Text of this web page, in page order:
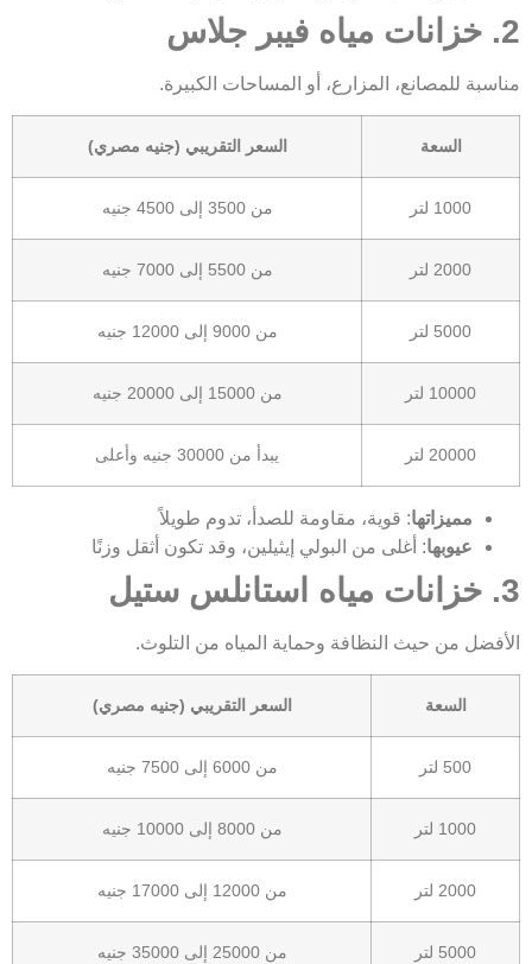
2. خزانات مياه فيبر جلاس
مناسبة للمصانع، المزارع، أو المساحات الكبيرة.
السعة السعر التقريبي (جنيه مصري)
1000 لتر من 3500 إلى 4500 جنيه
2000 لتر من 5500 إلى 7000 جنيه
5000 لتر من 9000 إلى 12000 جنيه
10000 لتر من 15000 إلى 20000 جنيه
20000 لتر يبدأ من 30000 جنيه وأعلى
مميزاتها: قوية، مقاومة للصدأ، تدوم طويلاً
عيوبها: أغلى من البولي إيثيلين، وقد تكون أثقل وزنًا
3. خزانات مياه استانلس ستيل
الأفضل من حيث النظافة وحماية المياه من التلوث.
السعة السعر التقريبي (جنيه مصري)
500 لتر من 6000 إلى 7500 جنيه
1000 لتر من 8000 إلى 10000 جنيه
2000 لتر من 12000 إلى 17000 جنيه
5000 لتر من 25000 إلى 35000 جنيه